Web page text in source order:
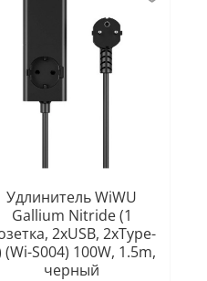
Удлинитель WiWU
Gallium Nitride (1
2xUSB, 2xType-
(Wi-S004) 100W, 1.5m,
черный